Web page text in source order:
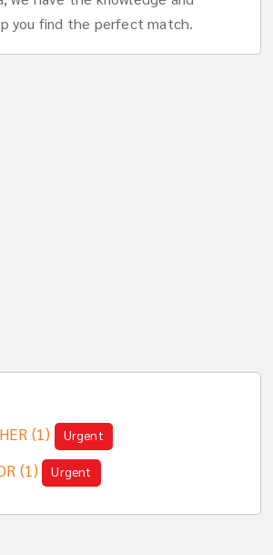
you find the perfect match.
(1) Urgent
(1) Urgent